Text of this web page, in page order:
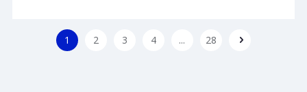
Group
1 2 3 4 ... 28